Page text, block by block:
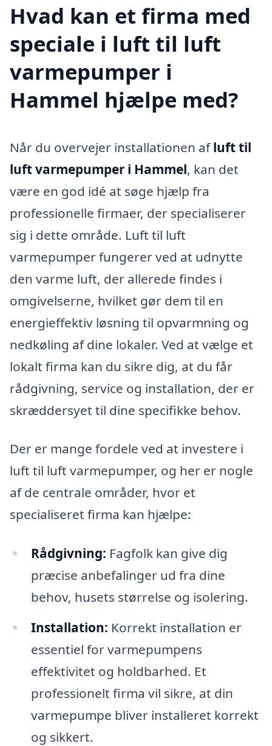
Hvad kan et firma med
speciale i luft til luft
varmepumper i
Hammel hjælpe med?
Når du overvejer installationen afluft til
luft varmepumper i Hammel, kan det
være en god idé at søge hjælp fra
professionelle firmaer, der specialiserer
sig i dette område. Luft til luft
varmepumper fungerer ved at udnytte
den varme luft, der allerede findes i
omgivelserne, hvilket gør dem til en
energieffektiv løsning til opvarmning og
nedkøling af dine lokaler. Ved at vælge et
lokalt firma kan du sikre dig, at du får
rådgivning, service og installation, der er
skræddersyet til dine specifikke behov.
Der er mange fordele ved at investere i
luft til luft varmepumper, og her er nogle
af de centrale områder, hvor et
specialiseret firma kan hjælpe:
Rådgivning: Fagfolk kan give dig
præcise anbefalinger ud fra dine
behov, husets størrelse og isolering.
Installation: Korrekt installation er
essentiel for varmepumpens
effektivitet og holdbarhed. Et
professionelt firma vil sikre, at din
varmepumpe bliver installeret korrekt
og sikkert.